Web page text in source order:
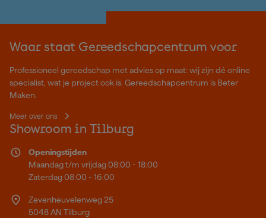
Waar staat Gereedschapcentrum voor
Professioneel gereedschap met advies op maat: wij zijn dé online
specialist, wat je project ook is. Gereedschapcentrum is Beter
Maken.
Meer over ons
Showroom in Tilburg
Openingstijden
Maandag t/m vrijdag 08:00 - 18:00
Zaterdag 08:00 - 16:00
Zevenheuvelenweg 25
5048 AN Tilburg